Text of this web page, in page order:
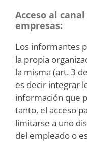
Acceso al
empresas:
Los informantes
la propia
la misma (art. 3
es decir integrar
información que
tanto, el acceso
limitarse a uno
del empleado o